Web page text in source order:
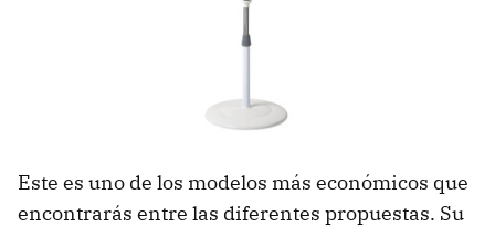
Este es uno de los modelos más económicos que
encontrarás entre las diferentes propuestas. Su